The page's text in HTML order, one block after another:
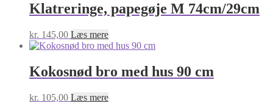
Klatreringe, papegøje M 74cm/29cm
kr. 145,00 Læs mere
Kokosnød bro med hus 90 cm
kr. 105,00 Læs mere